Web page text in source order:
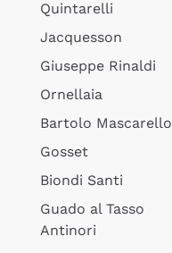
Quintarelli
Jacquesson
Giuseppe Rinaldi
Ornellaia
Bartolo Mascarello
Gosset
Biondi Santi
Guado al Tasso
Antinori